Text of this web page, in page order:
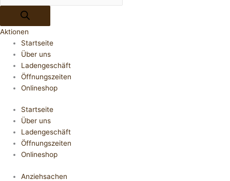
Aktionen
Startseite
Über uns
Ladengeschäft
Öffnungszeiten
Onlineshop
Startseite
Über uns
Ladengeschäft
Öffnungszeiten
Onlineshop
Anziehsachen